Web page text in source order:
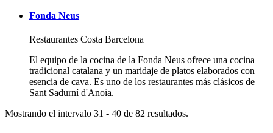
Fonda Neus
Restaurantes Costa Barcelona
El equipo de la cocina de la Fonda Neus ofrece una cocina
tradicional catalana y un maridaje de platos elaborados con
esencia de cava. Es uno de los restaurantes más clásicos de
Sant Sadurní d'Anoia.
Mostrando el intervalo 31 - 40 de 82 resultados.